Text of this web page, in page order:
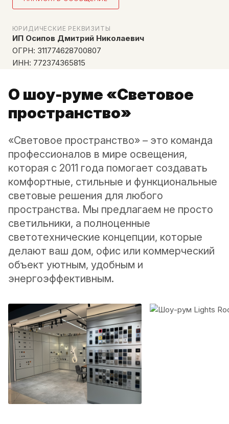
ЮРИДИЧЕСКИЕ РЕКВИЗИТЫ
ИП Осипов Дмитрий Николаевич
ОГРН: 311774628700807
ИНН: 772374365815
О шоу-руме «Световое
пространство»
«Световое пространство» – это команда
профессионалов в мире освещения,
которая с 2011 года помогает создавать
комфортные, стильные и функциональные
световые решения для любого
пространства. Мы предлагаем не просто
светильники, а полноценные
светотехнические концепции, которые
делают ваш дом, офис или коммерческий
объект уютным, удобным и
энергоэффективным.